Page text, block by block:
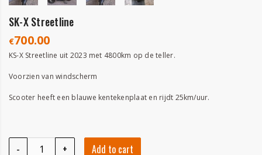
SK-X Streetline
€700.00
KS-X Streetline uit 2023 met 4800km op de teller.
Voorzien van windscherm
Scooter heeft een blauwe kentekenplaat en rijdt 25km/uur.
-
SK-X Streetline quantity
+ Add to cart